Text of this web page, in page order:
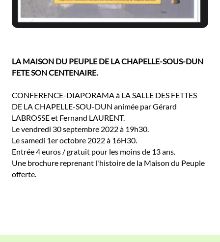
LA MAISON DU PEUPLE DE LA CHAPELLE-SOUS-DUN
FETE SON CENTENAIRE.
CONFERENCE-DIAPORAMA à LA SALLE DES FETTES
DE LA CHAPELLE-SOU-DUN animée par Gérard
LABROSSE et Fernand LAURENT.
Le vendredi 30 septembre 2022 à 19h30.
Le samedi 1er octobre 2022 à 16H30.
Entrée 4 euros / gratuit pour les moins de 13 ans.
Une brochure reprenant l'histoire de la Maison du Peuple
offerte.